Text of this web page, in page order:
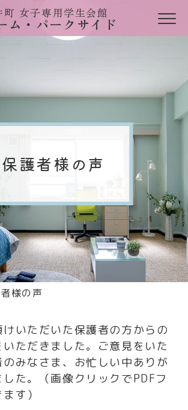
町 女子専用学生会館
ム・パークサイド
保護者様の声
様の声
いただいた保護者の方からの
ただきました。ご意見をいた
みなさま、お忙しい中ありが
た。（画像クリックでPDFフ
す）